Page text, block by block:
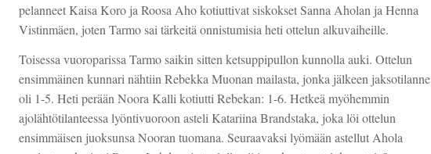
pelanneet Kaisa Koro ja Roosa Aho kotiuttivat siskokset Sanna Aholan ja Henna
Vistinmäen, joten Tarmo sai tärkeitä onnistumisia heti ottelun alkuvaiheille.
Toisessa vuoroparissa Tarmo saikin sitten ketsuppipullon kunnolla auki. Ottelun
ensimmäinen kunnari nähtiin Rebekka Muonan mailasta, jonka jälkeen jaksotilanne
oli 1-5. Heti perään Noora Kalli kotiutti Rebekan: 1-6. Hetkeä myöhemmin
ajolähtötilanteessa lyöntivuoroon asteli Katariina Brandstaka, joka löi ottelun
ensimmäisen juoksunsa Nooran tuomana. Seuraavaksi lyömään astellut Ahola